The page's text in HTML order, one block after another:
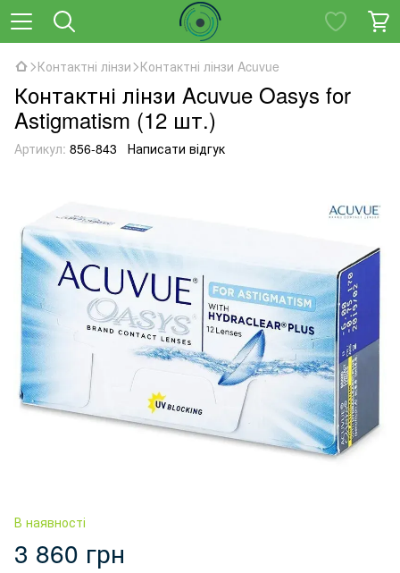
Контактні лінзи Контактні лінзи Acuvue
Контактні лінзи Acuvue Oasys for
Astigmatism (12 шт.)
Артикул: 856-843 Написати відгук
В наявності
3 860 грн